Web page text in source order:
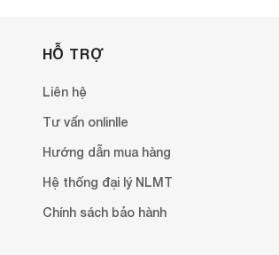
HỖ TRỢ
Liên hệ
Tư vấn onlinlle
Hướng dẫn mua hàng
Hệ thống đại lý NLMT
Chính sách bảo hành